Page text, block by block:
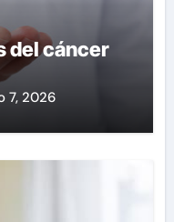
del cáncer
7, 2026